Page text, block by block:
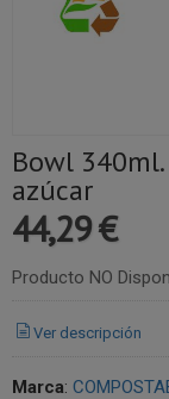
Bowl
azúcar
44,29 €
Producto NO
Ver descripción
Marca: